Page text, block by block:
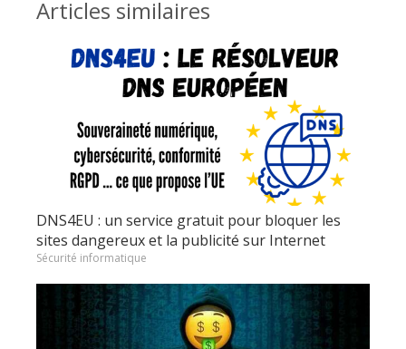
Articles similaires
DNS4EU : un service gratuit pour bloquer les
sites dangereux et la publicité sur Internet
Sécurité informatique